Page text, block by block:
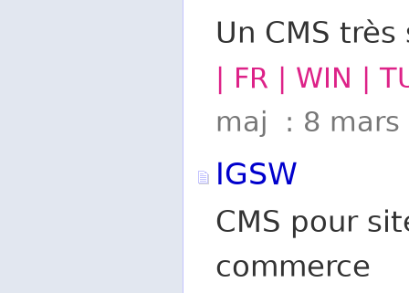
Un CMS
| FR | WIN |
maj : 8 mars
IGSW
CMS pour
commerce